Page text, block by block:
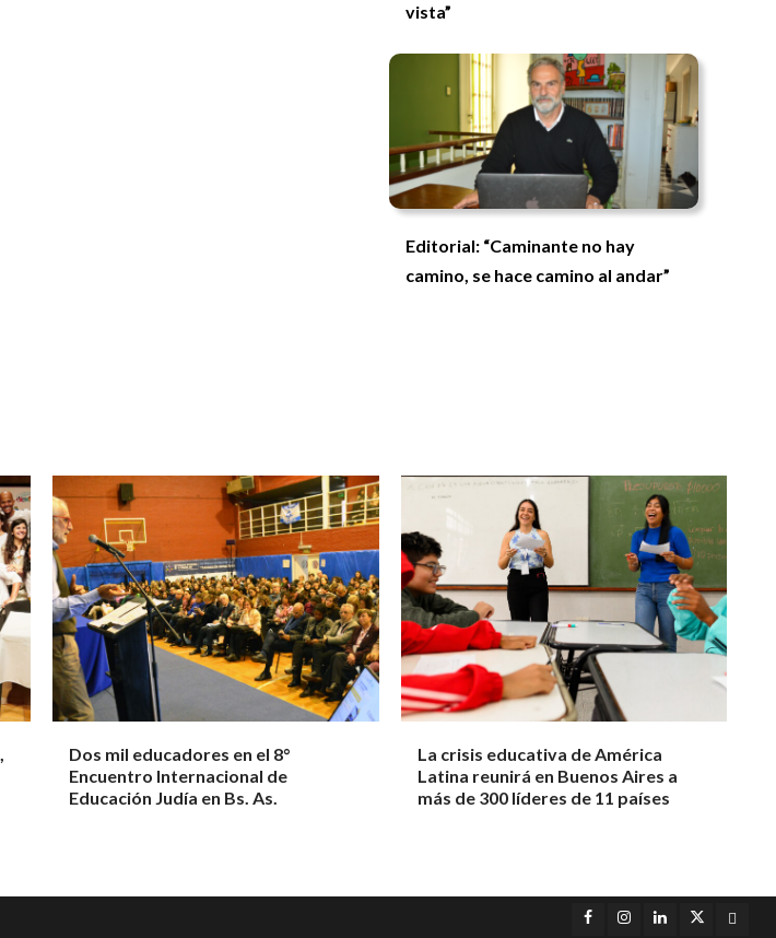
vista”
Editorial: “Caminante no hay
camino, se hace camino al andar”
Dos mil educadores en el 8°
Encuentro Internacional de
Educación Judía en Bs. As.
La crisis educativa de América
Latina reunirá en Buenos Aires a
más de 300 líderes de 11 países
Facebook
Instagram
LinkedInTwitter